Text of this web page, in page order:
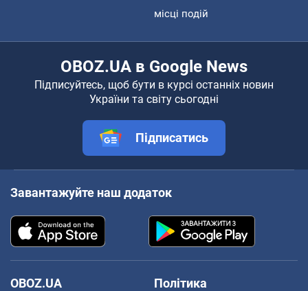
місці подій
OBOZ.UA в Google News
Підписуйтесь, щоб бути в курсі останніх новин
України та світу сьогодні
Підписатись
Завантажуйте наш додаток
OBOZ.UA
Політика